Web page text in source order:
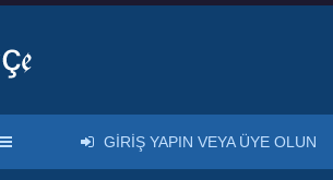
GIRIŞ YAPIN VEYA ÜYE OLUN